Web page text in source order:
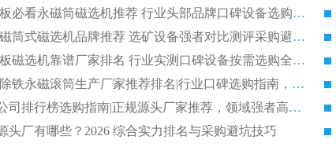
2026 选矿老板必看永磁筒磁选机推荐 行业头部品牌口碑设备选购全攻略
2026 高分永磁筒式磁选机品牌推荐 选矿设备强者对比测评采购避坑全攻略
2026 国内平板磁选机靠谱厂家排名 行业实测口碑设备按需选购全指南
2026 滚筒式除铁永磁滚筒生产厂家推荐排名|行业口碑选购指南，领域强者源头厂商精选
2026磁选机公司排行榜选购指南|正规源头厂家推荐，领域强者高性价比靠谱信赖品牌
头厂有哪些？2026 综合实力排名与采购避坑技巧